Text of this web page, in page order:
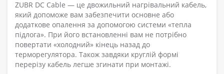
ZUBR DC Cable — це двожильний нагрівальний кабель,
який допоможе вам забезпечити основне або
додаткове опалення за допомогою системи «тепла
підлога». При його встановленні вам не потрібно
повертати «холодний» кінець назад до
терморегулятора. Також завдяки круглій формі
перерізу кабель легше згинати при монтажі.